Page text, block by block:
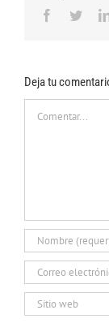
Facebook
Deja tu